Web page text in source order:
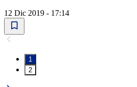
12 Dic 2019 - 17:14
1
2